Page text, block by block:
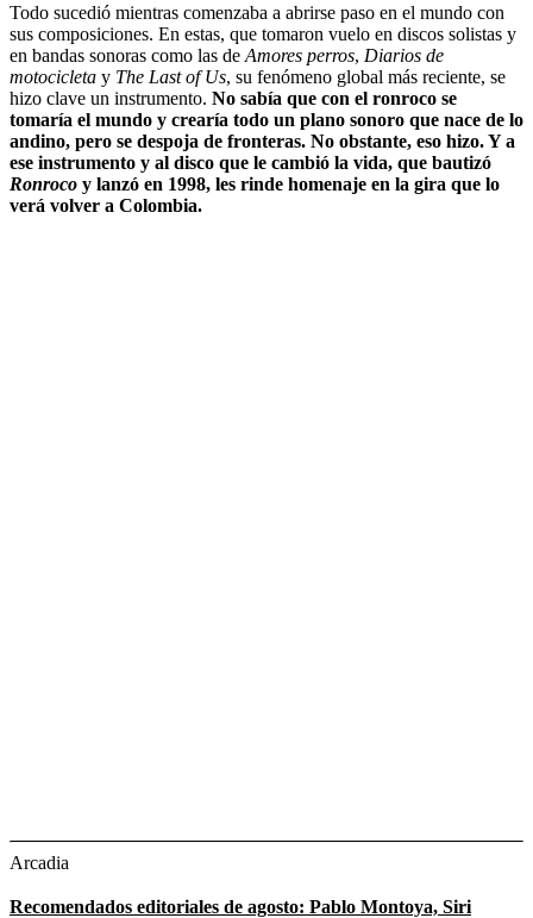
Todo sucedió mientras comenzaba a abrirse paso en el mundo con
sus composiciones. En estas, que tomaron vuelo en discos solistas y
en bandas sonoras como las de Amores perros, Diarios de
motocicleta y The Last of Us, su fenómeno global más reciente, se
hizo clave un instrumento. No sabía que con el ronroco se
tomaría el mundo y crearía todo un plano sonoro que nace de lo
andino, pero se despoja de fronteras. No obstante, eso hizo. Y a
ese instrumento y al disco que le cambió la vida, que bautizó
Ronroco y lanzó en 1998, les rinde homenaje en la gira que lo
verá volver a Colombia.
Arcadia
Recomendados editoriales de agosto: Pablo Montoya, Siri